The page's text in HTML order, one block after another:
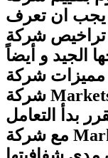
يجب ان تعرف
تراخيص شركة Markets.com و تاريخها
الجيد و أيضاً
مميزات شركة Markets.com او مشاكل
شركة Markets.com, فكل هذه المعلومات
بدأ التعامل
مع شركة Markets.com ماركتس دوت كوم ,